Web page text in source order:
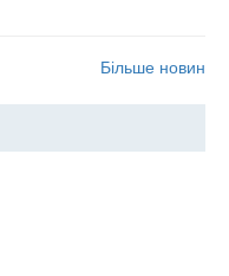
Більше новин